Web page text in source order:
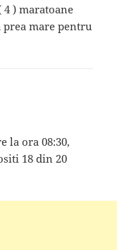
) maratoane
prea mare pentru
la ora 08:30,
18 din 20